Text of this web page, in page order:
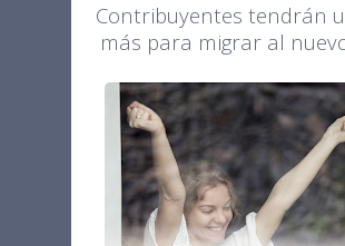
Contribuyentes tendrán
más para migrar al